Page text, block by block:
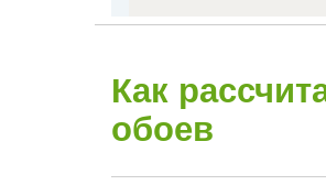
Как
обоев